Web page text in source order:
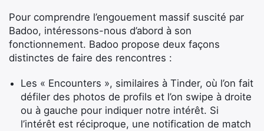
Pour comprendre l’engouement massif suscité par
Badoo, intéressons-nous d’abord à son
fonctionnement. Badoo propose deux façons
distinctes de faire des rencontres :
Les « Encounters », similaires à Tinder, où l’on fait
défiler des photos de profils et l’on swipe à droite
ou à gauche pour indiquer notre intérêt. Si
l’intérêt est réciproque, une notification de match